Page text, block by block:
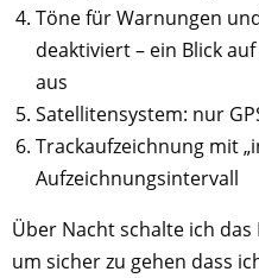
Töne für Warnungen
deaktiviert – ein Blick
aus
Satellitensystem: nur
Trackaufzeichnung mit
Aufzeichnungsintervall
Über Nacht schalte ich
um sicher zu gehen dass